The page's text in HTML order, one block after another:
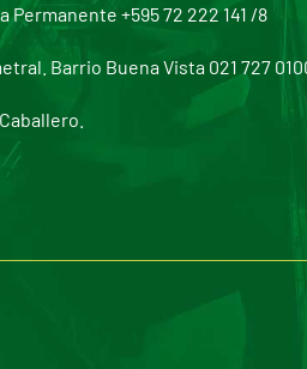
+595 72 222 141 /8
Barrio Buena Vista 021 727